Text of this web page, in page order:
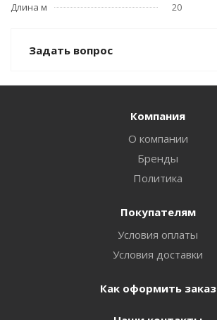
Длина м
20
Задать вопрос
Компания
О компании
Бренды
Политика
Покупателям
Условия оплаты
Условия доставки
Как оформить заказ